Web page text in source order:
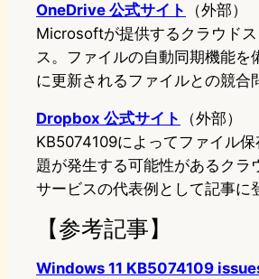
OneDrive 公式サイト
（外部）
Microsoftが提供するクラウド
ス。ファイルの自動同期機能を
に更新されるファイルとの競合
Dropbox 公式サイト
（外部）
KB5074109によってファイル
題が発生する可能性があるクラ
サービスの代表例として記事に
【参考記事】
Windows 11 KB5074109